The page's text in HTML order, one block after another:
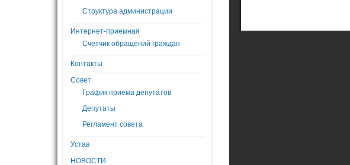
Структура администрации
Интернет-приемная
Счетчик обращений граждан
Контакты
Совет
График приема депутатов
Депутаты
Регламент совета
Устав
НОВОСТИ